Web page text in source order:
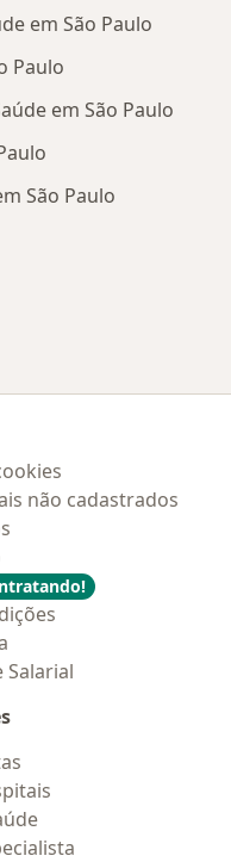
em São Paulo
Paulo
em São Paulo
São Paulo
não cadastrados
Salarial